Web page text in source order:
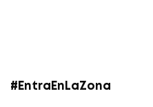
#EntraEnLaZona